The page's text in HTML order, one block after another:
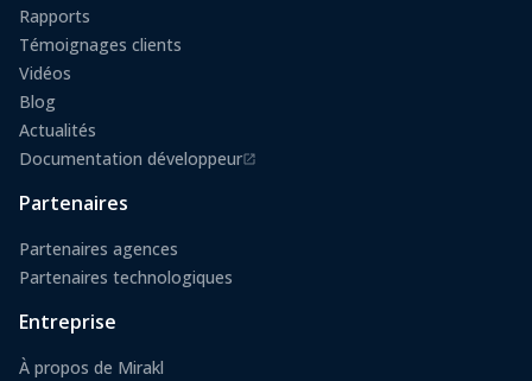
Rapports
Témoignages clients
Vidéos
Blog
Actualités
Documentation développeur
(s'ouvre dans un nouvel onglet)
Partenaires
Partenaires agences
Partenaires technologiques
Entreprise
À propos de Mirakl